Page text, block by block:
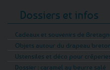
Dossiers et infos
Cadeaux et souvenirs de
Objets autour du drapeau
Ustensiles et déco pour
Dossier : caramel au beurre salé